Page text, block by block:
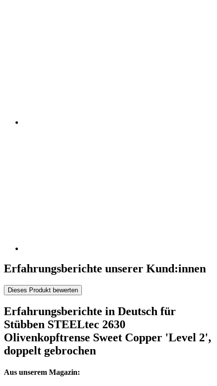
Erfahrungsberichte unserer Kund:innen
Dieses Produkt bewerten
Erfahrungsberichte in Deutsch für
Stübben STEELtec 2630
Olivenkopftrense Sweet Copper 'Level 2',
doppelt gebrochen
Aus unserem Magazin: